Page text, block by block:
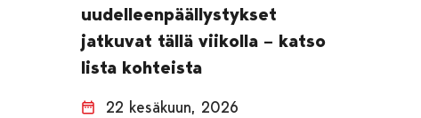
uudelleenpäällystykset
jatkuvat tällä viikolla – katso
lista kohteista
22 kesäkuun, 2026